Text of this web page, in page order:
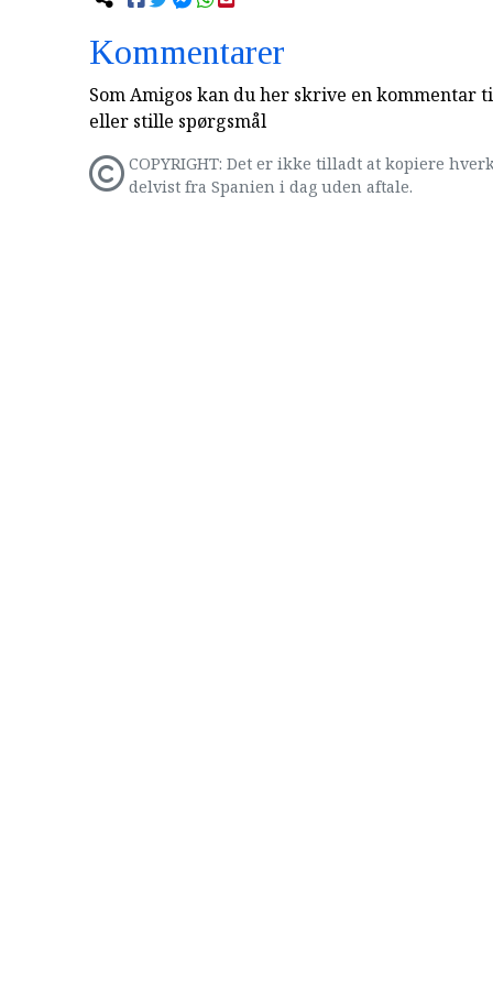
Kommentarer
Som Amigos kan du her skrive en kommentar
eller stille spørgsmål
COPYRIGHT: Det er ikke tilladt at kopiere
delvist fra Spanien i dag uden aftale.